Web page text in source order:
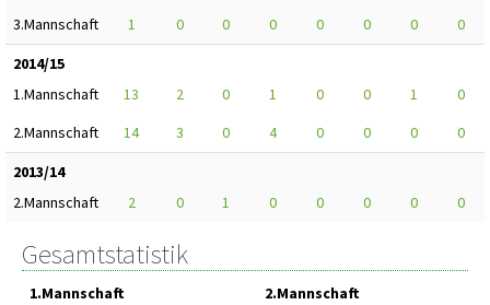
3.Mannschaft
1 0 0 0 0 0 0
0
2014/15
1.Mannschaft
13 2 0 1 0 0 1
0
2.Mannschaft
14 3 0 4 0 0 0
0
2013/14
2.Mannschaft
2 0 1 0 0 0 0 0
Gesamtstatistik
1.Mannschaft
2.Mannschaft